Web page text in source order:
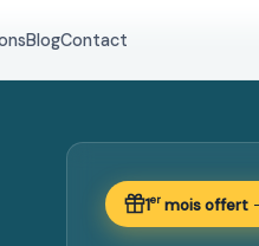
BlogContact
1er mois offert